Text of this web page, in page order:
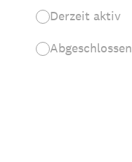
Derzeit aktiv
Abgeschlossen